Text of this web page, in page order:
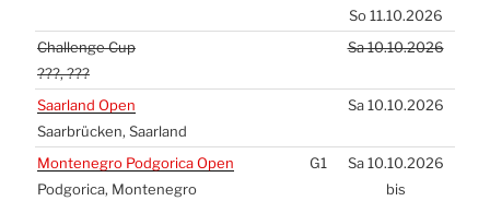
So 11.10.2026
Chal­len­ge Cup
???, ???
Sa 10.10.2026
Saar­land Open
Saar­brü­cken, Saar­land
Sa 10.10.2026
Mon­te­ne­gro Pod­go­ri­ca Open
Pod­go­ri­ca, Mon­te­ne­gro
G1
Sa 10.10.2026
bis